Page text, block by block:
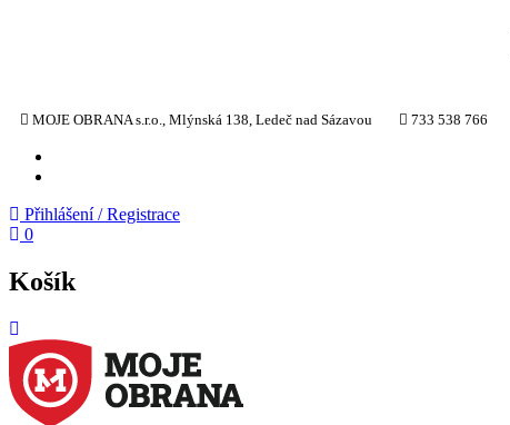
MOJE OBRANA s.r.o., Mlýnská 138, Ledeč nad Sázavou 733 538 766
Přihlášení / Registrace
0
Košík